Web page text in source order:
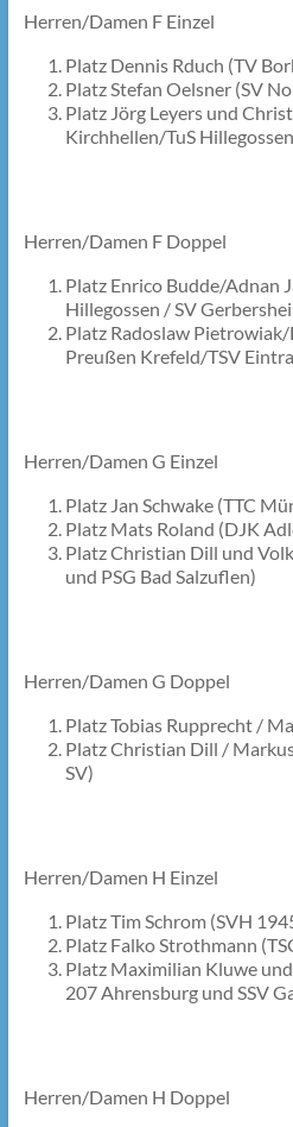
Herren/Damen F Einzel
Platz Dennis Rduch (TV
Platz Stefan Oelsner (SV
Platz Jörg Leyers und
Kirchhellen/TuS
Herren/Damen F Doppel
Platz Enrico Budde/Adnan
Hillegossen / SV
Platz Radoslaw Pietrowiak/
Preußen Krefeld/TSV
Herren/Damen G Einzel
Platz Jan Schwake (TTC
Platz Mats Roland (DJK
Platz Christian Dill und
und PSG Bad Salzuflen)
Herren/Damen G Doppel
Platz Tobias Rupprecht /
Platz Christian Dill /
SV)
Herren/Damen H Einzel
Platz Tim Schrom (SVH
Platz Falko Strothmann
Platz Maximilian Kluwe
207 Ahrensburg und SSV
Herren/Damen H Doppel